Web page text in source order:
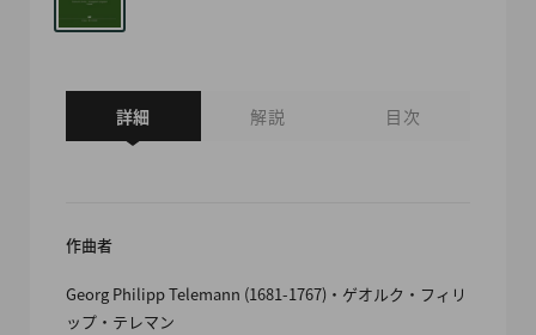
詳細 解説 目次
作曲者
Georg Philipp Telemann (1681-1767)・ゲオルク・フィリ
ップ・テレマン